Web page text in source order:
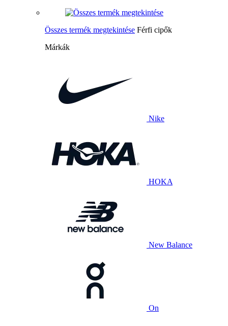
Összes termék megtekintése Férfi cipők
Márkák
Nike
HOKA
New Balance
On